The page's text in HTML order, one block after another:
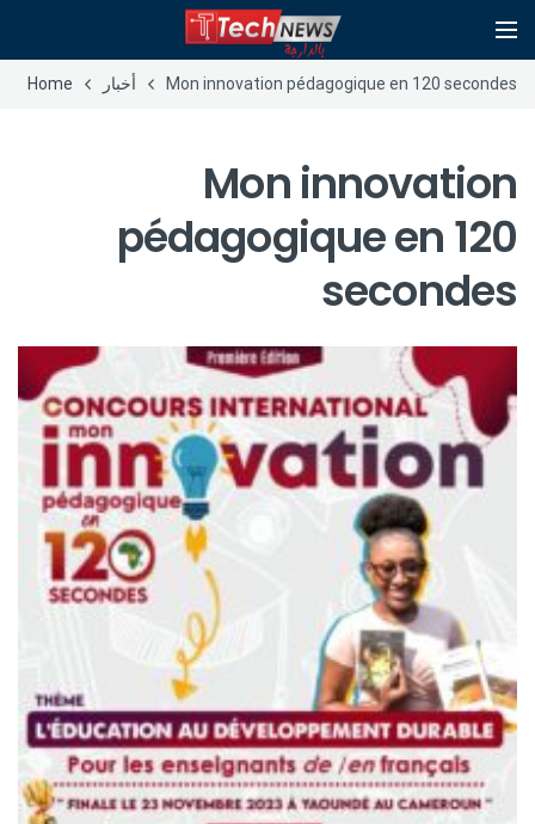
Mon innovation pédagogique en 120 secondes أخبار Home
Mon innovation
pédagogique en 120
secondes